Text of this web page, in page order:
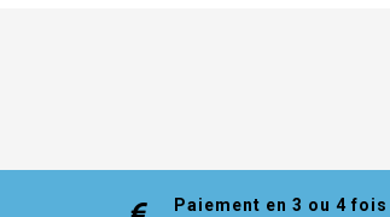
Paiement en 3 ou 4 fois